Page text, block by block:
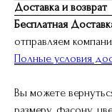
Доставка и возврат
Бесплатная
отправляем
Полные условия
Вы можете